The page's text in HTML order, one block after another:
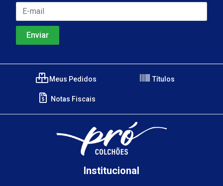
Meus Pedidos Títulos
Notas Fiscais
Institucional